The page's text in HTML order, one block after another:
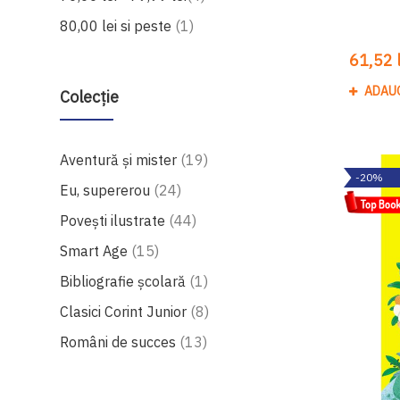
80,00 lei si peste 1produs
Colecție
Aventură și mister 19produse
Eu, supererou 24produse
Povești ilustrate 44produse
Smart Age 15produse
Bibliografie școlară 1produs
Clasici Corint Junior 8produse
Români de succes 13produse
61,52
-20%